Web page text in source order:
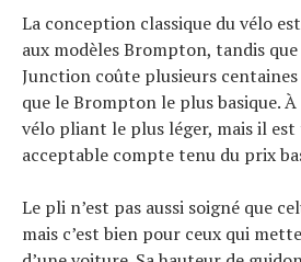
La conception classique du vélo
aux modèles Brompton, tandis
Junction coûte plusieurs
que le Brompton le plus basique. À
vélo pliant le plus léger, mais il
acceptable compte tenu du prix
Le pli n’est pas aussi soigné que
mais c’est bien pour ceux qui